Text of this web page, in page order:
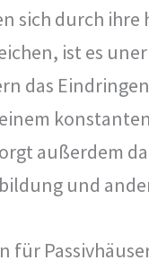
sich durch
ist es
das
außerdem
und
für